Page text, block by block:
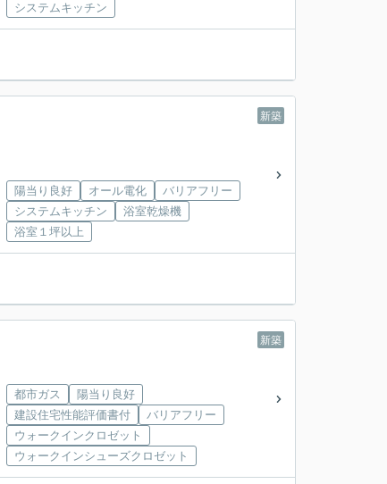
システムキッチン
新築
陽当り良好 オール電化
バリアフリー
システムキッチン
浴室乾燥機
浴室１坪以上
新築
都市ガス
陽当り良好
建設住宅性能評価書付
バリアフリー
ウォークインクロゼット
ウォークインシューズクロゼット